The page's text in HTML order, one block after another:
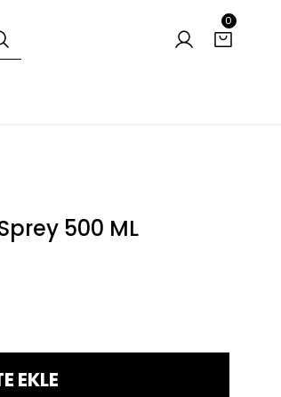
0
500 ML
EKLE